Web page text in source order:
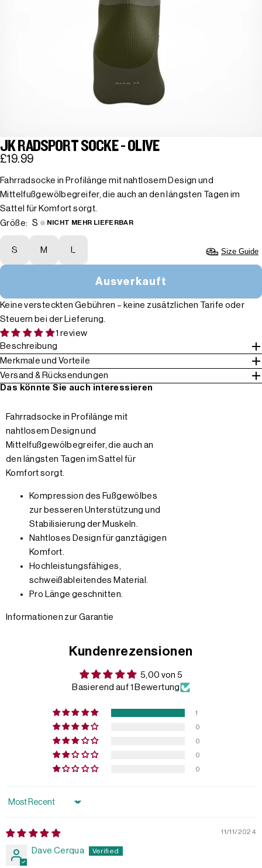
JK RADSPORT SOCKE - OLIVE
£19.99
Fahrradsocke in Profilänge mit nahtlosem Design und
Mittelfußgewölbegreifer, die auch an den längsten Tagen im
Sattel für Komfort sorgt.
Größe:
S NICHT MEHR LIEFERBAR
S M L Size Guide
Ausverkauft
Keine versteckten Gebühren – keine zusätzlichen Tarife oder
Steuern bei der Lieferung.
1 review
Beschreibung
Merkmale und Vorteile
Versand & Rücksendungen
Das könnte Sie auch interessieren
Fahrradsocke in Profilänge mit
nahtlosem Design und
Mittelfußgewölbegreifer, die auch an
den längsten Tagen im Sattel für
Komfort sorgt.
Kompression des Fußgewölbes
zur besseren Unterstützung und
Stabilisierung der Muskeln.
Nahtloses Design für ganztägigen
Komfort.
Hochleistungsfähiges,
schweißableitendes Material.
Pro Länge geschnitten.
Informationen zur Garantie
Kundenrezensionen
5,00 von 5
Basierend auf 1 Bewertung
1
0
0
0
0
Sort by
11/11/2024
Dave Cerqua